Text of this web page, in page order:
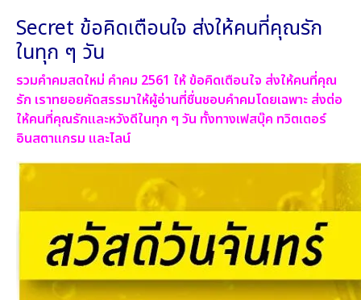
Secret ข้อคิดเตือนใจ ส่งให้คนที่คุณรัก
ในทุก ๆ วัน
รวมคำคมสดใหม่ คำคม 2561 ให้ ข้อคิดเตือนใจ ส่งให้คนที่คุณ
รัก เราทยอยคัดสรรมาให้ผู้อ่านที่ชื่นชอบคำคมโดยเฉพาะ ส่งต่อ
ให้คนที่คุณรักและหวังดีในทุก ๆ วัน ทั้งทางเฟสบุ๊ค ทวิตเตอร์
อินสตาแกรม และไลน์